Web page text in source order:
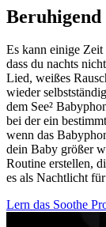
Es kann einige
dass du nachts
Lied, weißes
wieder
dem See²
bei der ein
wenn das
dein Baby größer
Routine erstellen,
es als Nachtlicht
Lern das Soothe